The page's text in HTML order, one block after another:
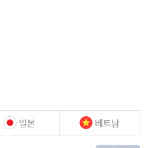
일본 베트남